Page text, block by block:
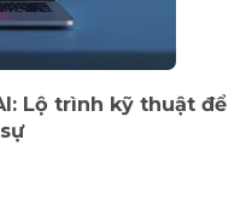
Lộ trình kỹ thuật để